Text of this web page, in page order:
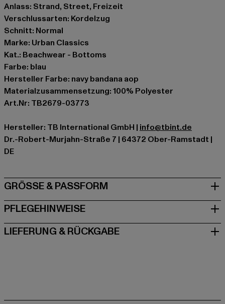
Anlass: Strand, Street, Freizeit
Verschlussarten: Kordelzug
Schnitt: Normal
Marke: Urban Classics
Kat.: Beachwear - Bottoms
Farbe: blau
Hersteller Farbe: navy bandana aop
Materialzusammensetzung: 100% Polyester
Art.Nr: TB2679-03773
Hersteller: TB International GmbH | info@tbint.de
Dr.-Robert-Murjahn-Straße 7 | 64372 Ober-Ramstadt |
DE
GRÖSSE & PASSFORM
PFLEGEHINWEISE
LIEFERUNG & RÜCKGABE